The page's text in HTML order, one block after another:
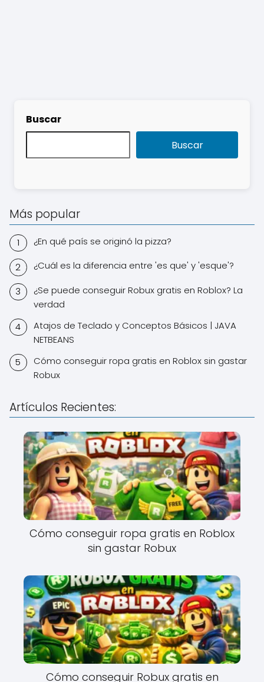
Buscar
Buscar
Más popular
¿En qué país se originó la pizza?
¿Cuál es la diferencia entre 'es que' y 'esque'?
¿Se puede conseguir Robux gratis en Roblox? La
verdad
Atajos de Teclado y Conceptos Básicos | JAVA
NETBEANS
Cómo conseguir ropa gratis en Roblox sin gastar
Robux
Artículos Recientes:
Cómo conseguir ropa gratis en Roblox
sin gastar Robux
Cómo conseguir Robux gratis en